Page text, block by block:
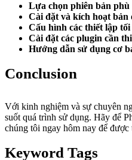
Lựa chọn phiên bản phù
Cài đặt và kích hoạt bản
Cấu hình các thiết lập
Cài đặt các plugin cần
Hướng dẫn sử dụng cơ
Conclusion
Với kinh nghiệm và sự chuyên
suốt quá trình sử dụng. Hãy để
chúng tôi ngay hôm nay để
Keyword Tags